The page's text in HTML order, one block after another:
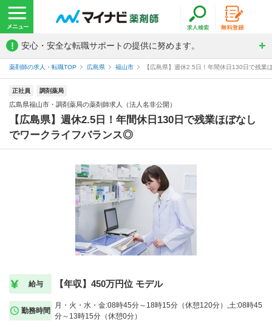
! 安心・安全な転職サポートの提供に努めます。
薬剤師の求人・転職TOP 広島県 福山市 【広島県】週休2.5日！年間休日130日で残
正社員 調剤薬局
広島県福山市・調剤薬局の薬剤師求人（法人名非公開）
【広島県】週休2.5日！年間休日130日で残業ほぼなし
でワークライフバランス◎
給与 【年収】450万円位 モデル
勤務時間
月・火・水・金:08時45分～18時15分（休憩120分）,土:08時45
分～13時15分（休憩0分）